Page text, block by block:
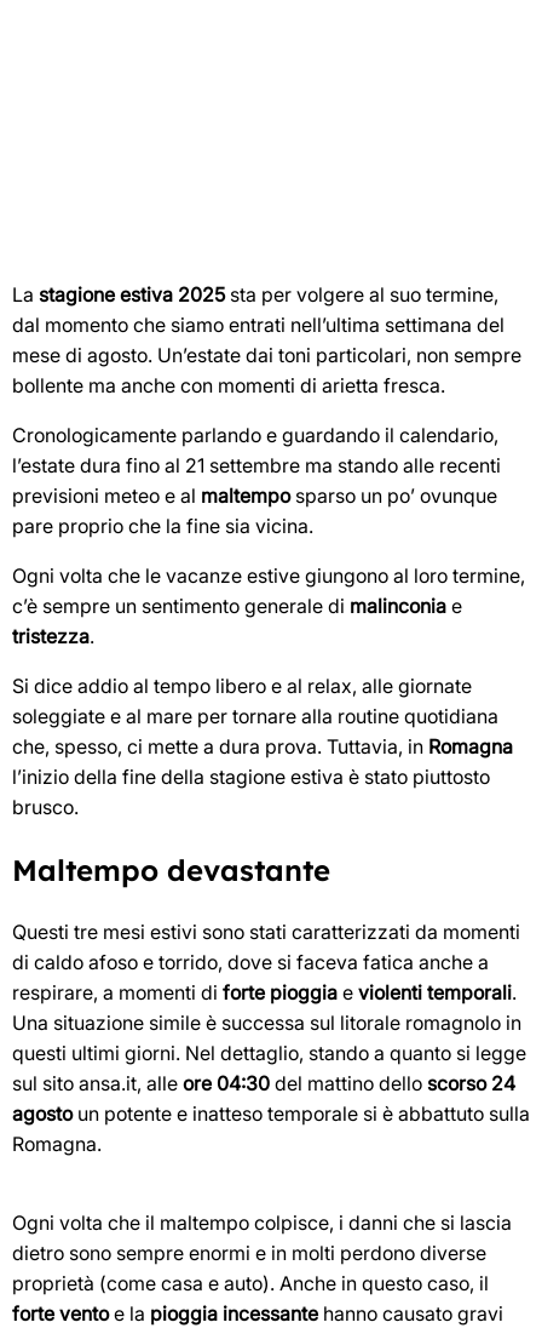
La stagione estiva 2025 sta per volgere al suo termine,
dal momento che siamo entrati nell’ultima settimana del
mese di agosto. Un’estate dai toni particolari, non sempre
bollente ma anche con momenti di arietta fresca.
Cronologicamente parlando e guardando il calendario,
l’estate dura fino al 21 settembre ma stando alle recenti
previsioni meteo e al maltemposparso un po’ ovunque
pare proprio che la fine sia vicina.
Ogni volta che le vacanze estive giungono al loro termine,
c’è sempre un sentimento generale di malinconia e
tristezza.
Si dice addio al tempo libero e al relax, alle giornate
soleggiate e al mare per tornare alla routine quotidiana
che, spesso, ci mette a dura prova. Tuttavia, in Romagna
l’inizio della fine della stagione estiva è stato piuttosto
brusco.
Maltempo devastante
Questi tre mesi estivi sono stati caratterizzati da momenti
di caldo afoso e torrido, dove si faceva fatica anche a
respirare, a momenti di forte pioggia e violenti temporali.
Una situazione simile è successa sul litorale romagnolo in
questi ultimi giorni. Nel dettaglio, stando a quanto si legge
sul sito ansa.it, alle ore 04:30 del mattino dello scorso 24
agostoun potente e inatteso temporale si è abbattuto sulla
Romagna.
Ogni volta che il maltempo colpisce, i danni che si lascia
dietro sono sempre enormi e in molti perdono diverse
proprietà (come casa e auto). Anche in questo caso, il
forte ventoe la pioggia incessante hanno causato gravi